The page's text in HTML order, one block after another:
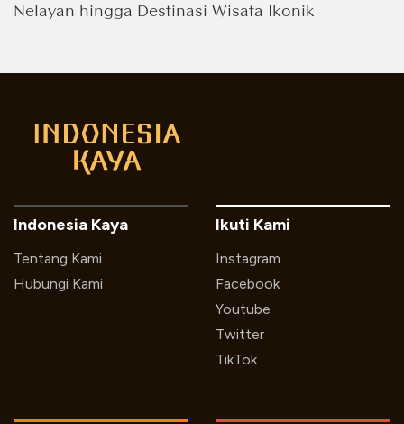
Nelayan hingga Destinasi Wisata Ikonik
Indonesia Kaya
Tentang Kami
Hubungi Kami
Ikuti Kami
Instagram
Facebook
Youtube
Twitter
TikTok